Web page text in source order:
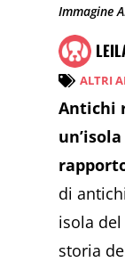
Immagine
ALTRI
Antichi
di
isola
storia